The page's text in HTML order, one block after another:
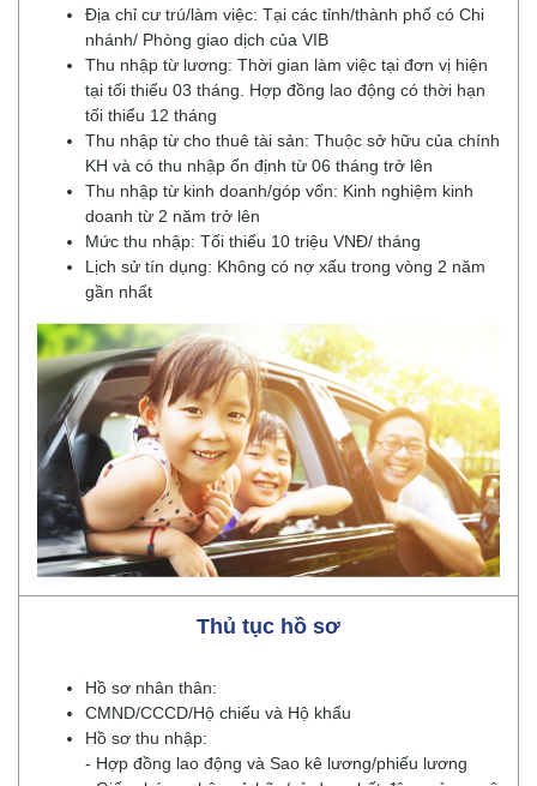
Địa chỉ cư trú/làm việc: Tại các tỉnh/thành phố có Chi
nhánh/ Phòng giao dịch của VIB
Thu nhập từ lương: Thời gian làm việc tại đơn vị hiện
tại tối thiểu 03 tháng. Hợp đồng lao động có thời hạn
tối thiểu 12 tháng
Thu nhập từ cho thuê tài sản: Thuộc sở hữu của chính
KH và có thu nhập ổn định từ 06 tháng trở lên
Thu nhập từ kinh doanh/góp vốn: Kinh nghiệm kinh
doanh từ 2 năm trở lên
Mức thu nhập: Tối thiểu 10 triệu VNĐ/ tháng
Lịch sử tín dụng: Không có nợ xấu trong vòng 2 năm
gần nhất
Thủ tục hồ sơ
Hồ sơ nhân thân:
CMND/CCCD/Hộ chiếu và Hộ khẩu
Hồ sơ thu nhập:
- Hợp đồng lao động và Sao kê lương/phiếu lương